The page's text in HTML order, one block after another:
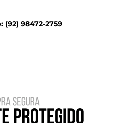
(92) 98472-2759